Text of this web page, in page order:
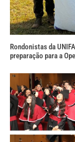
Rondonistas da
preparação para a